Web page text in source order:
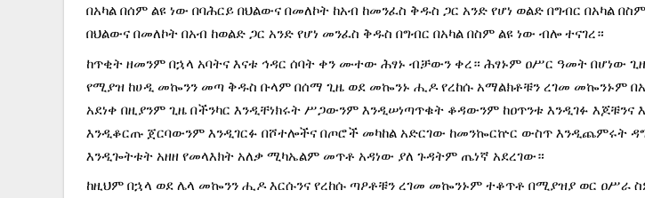
በአካል በሰም ልዩ ነው በባሕርይ በህልውና በመለኮት ከአብ ከመንፈስ ቅዱስ ጋር አንድ የሆነ ወልድ በግብር በአካል
በህልውና በመለኮት በአብ ከወልድ ጋር አንድ የሆነ መንፈስ ቅዱስ በግብር በአካል በስም ልዩ ነው ብሎ ተናገረ።
ከጥቂት ዘመንም በኋላ አባትና እናቱ ኅዳር ሰባት ቀን ሙተው ሕፃኑ ብቻውን ቀረ። ሕፃኑም ዐሥር ዓመት በሆነው
የሚያዝ ከሀዲ መኰንን መጣ ቅዱስ ቡላም በሰማ ጊዜ ወደ መኰንኑ ሒዶ የረከሱ አማልክቶቹን ረገመ መኰንኑም
አደነቀ በዚያንም ጊዜ በችንካር እንዲቸነክሩት ሥጋውንም እንዲሠነጣጥቁት ቆዳውንም ከዐጥንቱ እንዲገፉ እጆቹንና
እንዲቆርጡ ጀርባውንም እንዲገርፉ በሾተሎችና በጦሮች መካከል አድርገው ከመንኰርኵር ውስጥ እንዲጨምሩት
እንዲጐትቱት አዘዘ የመላእክት አለቃ ሚካኤልም መጥቶ አዳነው ያለ ጉዳትም ጤነኛ አደረገው።
ከዚህም በኋላ ወደ ሌላ መኰንን ሒዶ እርሱንና የረከሱ ጣዖቶቹን ረገመ መኰንኑም ተቆጥቶ በሚያዝያ ወር ዐሥራ